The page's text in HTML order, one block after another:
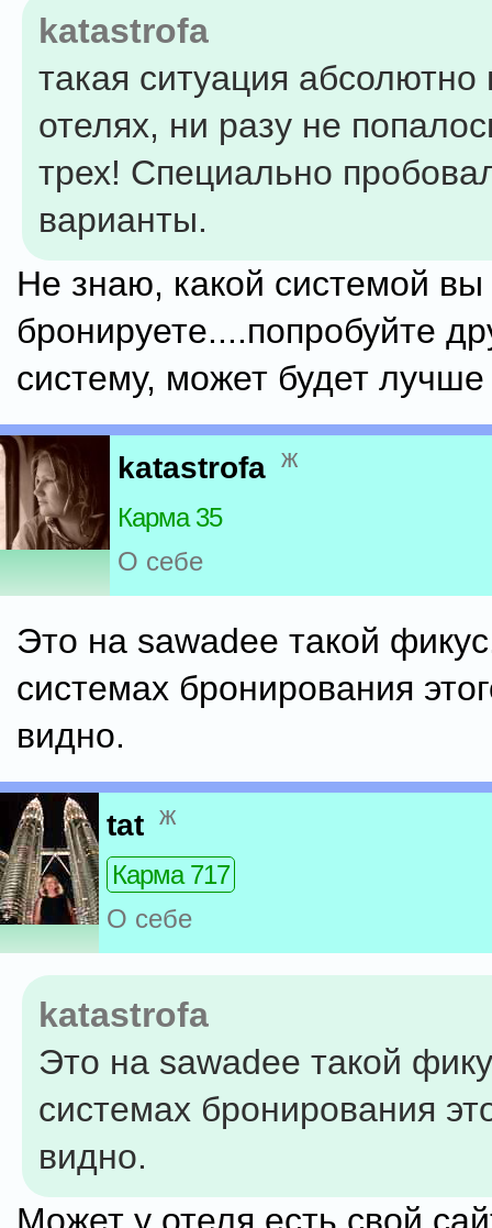
katastrofa
такая ситуация абсолютно
отелях, ни разу не
трех! Специально
варианты.
Не знаю, какой системой вы
бронируете....попробуйте
систему, может будет лучше
katastrofa ж
Карма 35
О себе
Это на sawadee такой
системах бронирования
видно.
tat ж
Карма 717
О себе
katastrofa
Это на sawadee такой
системах бронирования
видно.